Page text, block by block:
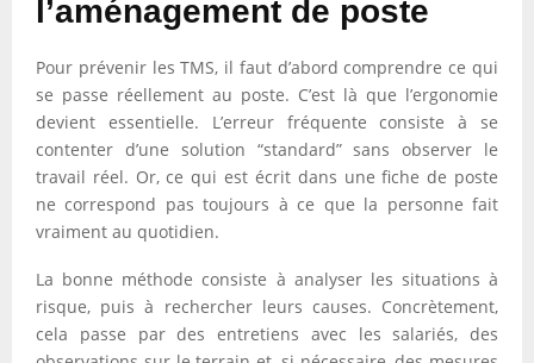
l’aménagement de poste
Pour prévenir les TMS, il faut d’abord comprendre ce qui
se passe réellement au poste. C’est là que l’ergonomie
devient essentielle. L’erreur fréquente consiste à se
contenter d’une solution “standard” sans observer le
travail réel. Or, ce qui est écrit dans une fiche de poste
ne correspond pas toujours à ce que la personne fait
vraiment au quotidien.
La bonne méthode consiste à analyser les situations à
risque, puis à rechercher leurs causes. Concrètement,
cela passe par des entretiens avec les salariés, des